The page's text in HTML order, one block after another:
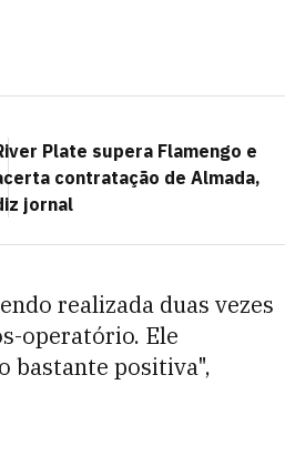
Plate supera Flamengo e
contratação de Almada,
jornal
realizada duas vezes
operatório. Ele
bastante positiva",